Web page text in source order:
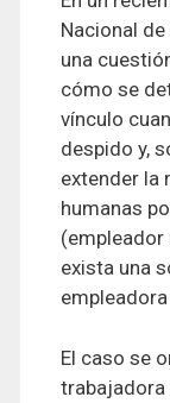
Nacional
una
cómo se
vínculo
despido y,
extender la
humanas
(empleador
exista una
El caso se
trabajadora